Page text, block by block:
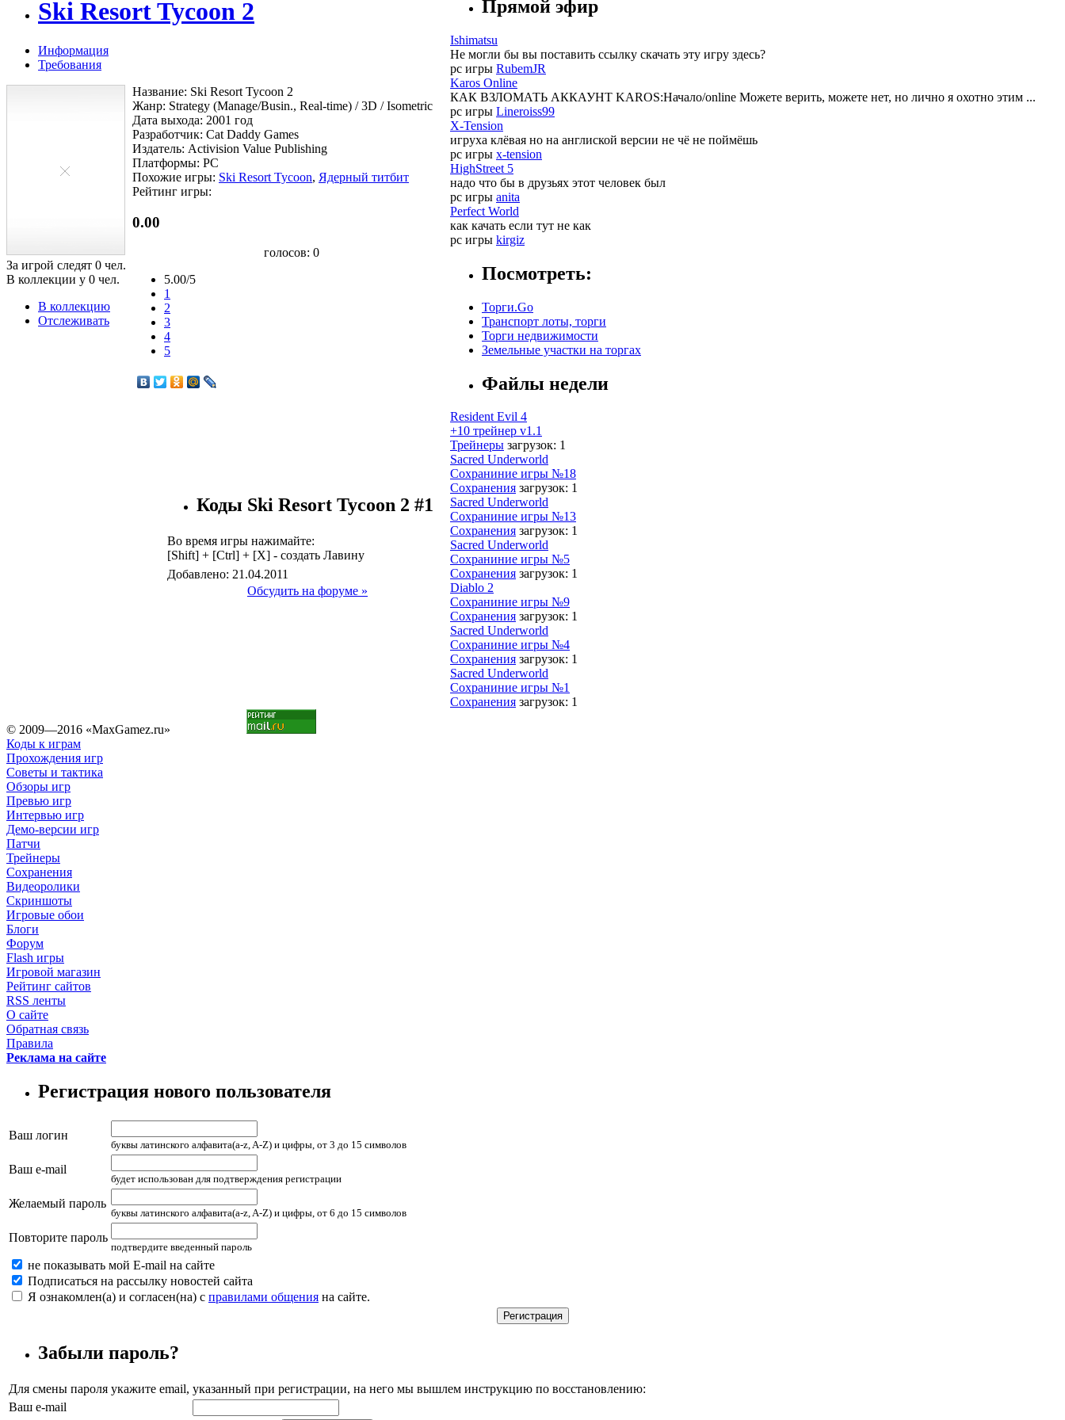
Ski Resort Tycoon 2
Информация
Требования
За игрой следят 0 чел.
В коллекции у 0 чел.
В коллекцию
Отслеживать
Название: Ski Resort Tycoon 2
Жанр: Strategy (Manage/Busin., Real-time) / 3D / Isometric
Дата выхода: 2001 год
Разработчик: Cat Daddy Games
Издатель: Activision Value Publishing
Платформы: PC
Похожие игры: Ski Resort Tycoon, Ядерный титбит
Рейтинг игры:
0.00
голосов: 0
5.00/5
1
2
3
4
5
Коды Ski Resort Tycoon 2 #1
Во время игры нажимайте:
[Shift] + [Ctrl] + [X] - создать Лавину
Добавлено: 21.04.2011
Обсудить на форуме »
Прямой эфир
Ishimatsu
Не могли бы вы поставить ссылку скачать эту игру здесь?
pc игры RubemJR
Karos Online
КАК ВЗЛОМАТЬ АККАУНТ KAROS:Начало/online Можете верить, можете нет, но лично я охотно этим ...
pc игры Lineroiss99
X-Tension
игруха клёвая но на англиской версии не чё не поймёшь
pc игры x-tension
HighStreet 5
надо что бы в друзьях этот человек был
pc игры anita
Perfect World
как качать если тут не как
pc игры kirgiz
Посмотреть:
Торги.Go
Транспорт лоты, торги
Торги недвижимости
Земельные участки на торгах
Файлы недели
Resident Evil 4
+10 трейнер v1.1
Трейнеры загрузок: 1
Sacred Underworld
Сохраниние игры №18
Сохранения загрузок: 1
Sacred Underworld
Сохраниние игры №13
Сохранения загрузок: 1
Sacred Underworld
Сохраниние игры №5
Сохранения загрузок: 1
Diablo 2
Сохраниние игры №9
Сохранения загрузок: 1
Sacred Underworld
Сохраниние игры №4
Сохранения загрузок: 1
Sacred Underworld
Сохраниние игры №1
Сохранения загрузок: 1
© 2009—2016 «MaxGamez.ru»
Коды к играм
Прохождения игр
Советы и тактика
Обзоры игр
Превью игр
Интервью игр
Демо-версии игр
Патчи
Трейнеры
Сохранения
Видеоролики
Скриншоты
Игровые обои
Блоги
Форум
Flash игры
Игровой магазин
Рейтинг сайтов
RSS ленты
О сайте
Обратная связь
Правила
Реклама на сайте
Регистрация нового пользователя
Ваш логин
буквы латинского алфавита(a-z, A-Z) и цифры, от 3 до 15 символов
Ваш e-mail
будет использован для подтверждения регистрации
Желаемый пароль
буквы латинского алфавита(a-z, A-Z) и цифры, от 6 до 15 символов
Повторите пароль
подтвердите введенный пароль
не показывать мой E-mail на сайте
Подписаться на рассылку новостей сайта
Я ознакомлен(а) и согласен(на) с правилами общения на сайте.
Забыли пароль?
Для смены пароля укажите email, указанный при регистрации, на него мы вышлем инструкцию по восстановлению:
Ваш e-mail